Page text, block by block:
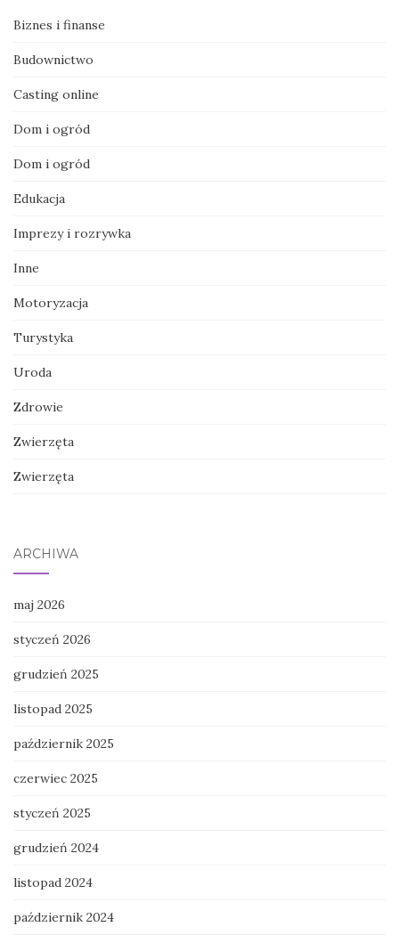
Biznes i finanse
Budownictwo
Casting online
Dom i ogród
Dom i ogród
Edukacja
Imprezy i rozrywka
Inne
Motoryzacja
Turystyka
Uroda
Zdrowie
Zwierzęta
Zwierzęta
ARCHIWA
maj 2026
styczeń 2026
grudzień 2025
listopad 2025
październik 2025
czerwiec 2025
styczeń 2025
grudzień 2024
listopad 2024
październik 2024